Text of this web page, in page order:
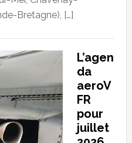
Bretagne), […]
L’agen
da
aeroV
FR
pour
juillet